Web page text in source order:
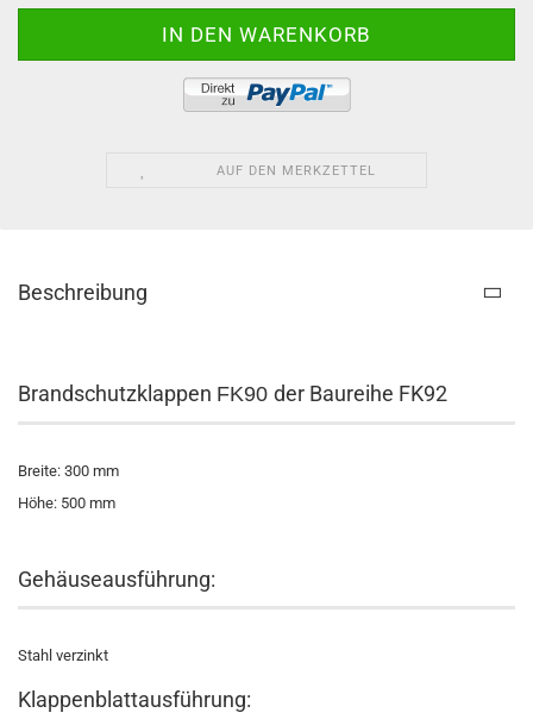
AUF DEN MERKZETTEL
Beschreibung
Brandschutzklappen FK90 der Baureihe FK92
Breite: 300 mm
Höhe: 500 mm
Gehäuseausführung:
Stahl verzinkt
Klappenblattausführung: